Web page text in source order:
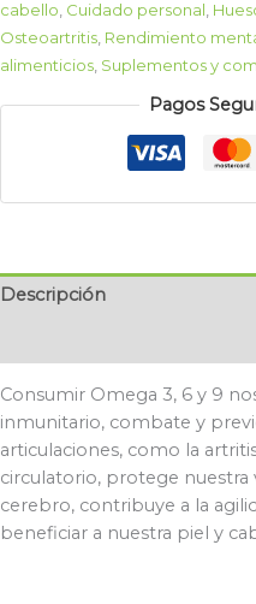
cabello Cuidado personal
Osteoartritis Rendimiento
alimenticios Suplementos y
Pagos
Descripción
Consumir Omega 3, 6 y 9
inmunitario, combate y
articulaciones, como la
circulatorio, protege nuestra
cerebro, contribuye a la
beneficiar a nuestra piel y